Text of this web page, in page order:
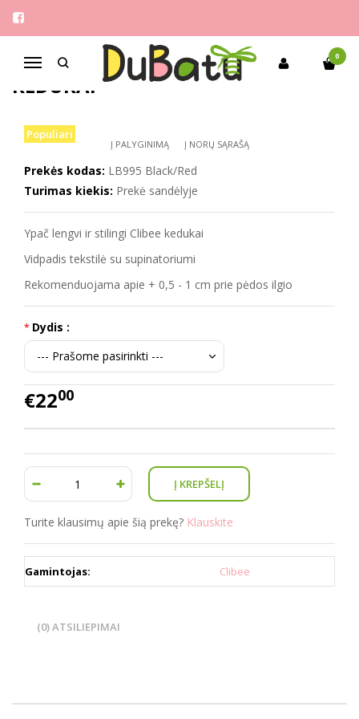
Navigacija
0
Pagrindinis
CLIBEE 27-31 YPAČ LENGVI
KEDUKAI
Populiari
Į PALYGINIMĄ Į NORŲ SĄRAŠĄ
Prekės kodas: LB995 Black/Red
Turimas kiekis: Prekė sandėlyje
Ypač lengvi ir stilingi Clibee kedukai
Vidpadis tekstilė su supinatoriumi
Rekomenduojama apie + 0,5 - 1 cm prie pėdos ilgio
Dydis :
€2200
Turite klausimų apie šią prekę? Klauskite
Gamintojas: Clibee
(0) ATSILIEPIMAI